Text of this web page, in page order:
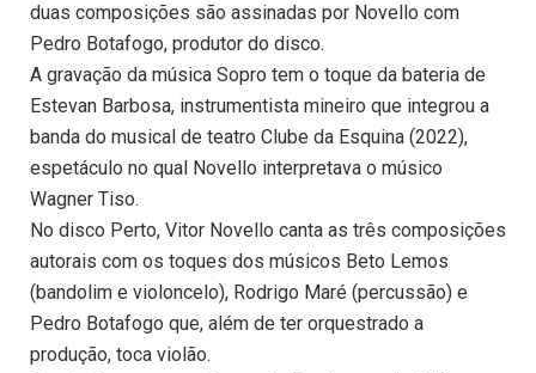
duas composições são assinadas por Novello com
Pedro Botafogo, produtor do disco.
A gravação da música Sopro tem o toque da bateria de
Estevan Barbosa, instrumentista mineiro que integrou a
banda do musical de teatro Clube da Esquina (2022),
espetáculo no qual Novello interpretava o músico
Wagner Tiso.
No disco Perto, Vitor Novello canta as três composições
autorais com os toques dos músicos Beto Lemos
(bandolim e violoncelo), Rodrigo Maré (percussão) e
Pedro Botafogo que, além de ter orquestrado a
produção, toca violão.